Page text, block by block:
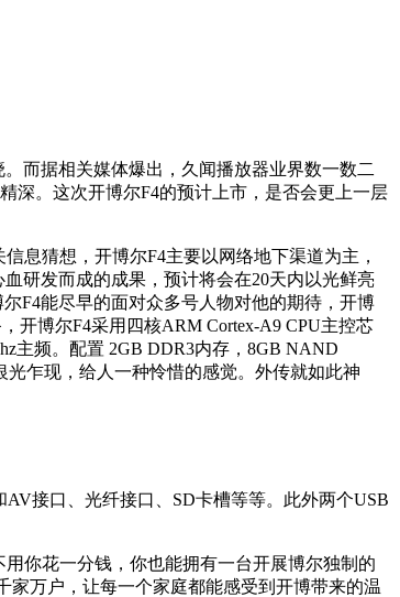
而据相关媒体爆出，久闻播放器业界数一数二
深。这次开博尔F4的预计上市，是否会更上一层
息猜想，开博尔F4主要以网络地下渠道为主，
研发而成的成果，预计将会在20天内以光鲜亮
F4能尽早的面对众多号人物对他的期待，开博
开博尔F4采用四核ARM Cortex-A9 CPU主控芯
主频。配置 2GB DDR3内存，8GB NAND
乍现，给人一种怜惜的感觉。外传就如此神
接口、光纤接口、SD卡槽等等。此外两个USB
你花一分钱，你也能拥有一台开展博尔独制的
万户，让每一个家庭都能感受到开博带来的温